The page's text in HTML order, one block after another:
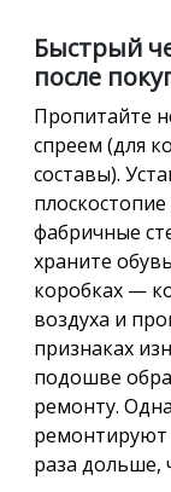
Быстрый
после
Пропитайте
спреем (для
составы).
фабричные
храните
коробках —
воздуха и
признаках
подошве
ремонту.
ремонтируют
раза дольше,